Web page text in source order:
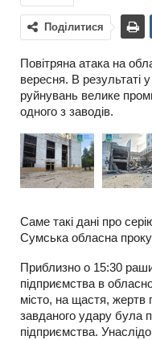
Поділитися
Повітряна атака на
вересня. В результаті
руйнувань велике
одного з заводів.
Саме такі дані про
Сумська обласна
Приблизно о 15:30
підприємства в
місто, на щастя, жертв
завданого удару була
підприємства.